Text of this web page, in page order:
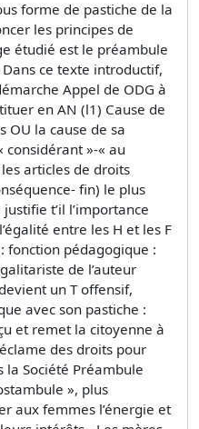
forme de pastiche de la
les principes de
étudié est le préambule
ce texte introductif,
Appel de ODG à
en AN (l1) Cause de
OU la cause de sa
considérant »-« au
articles de droits
fin) le plus
t’il l’importance
entre les H et les F
fonction pédagogique :
de l’auteur
un T offensif,
avec son pastiche :
et remet la citoyenne à
des droits pour
la Société Préambule
», plus
aux femmes l’énergie et